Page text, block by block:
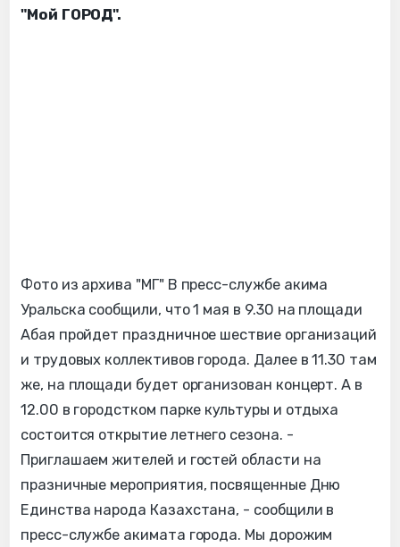
"Мой ГОРОД".
Фото из архива "МГ" В пресс-службе акима
Уральска сообщили, что 1 мая в 9.30 на площади
Абая пройдет праздничное шествие организаций
и трудовых коллективов города. Далее в 11.30 там
же, на площади будет организован концерт. А в
12.00 в городстком парке культуры и отдыха
состоится открытие летнего сезона. -
Приглашаем жителей и гостей области на
празничные мероприятия, посвященные Дню
Единства народа Казахстана, - сообщили в
пресс-службе акимата города. Мы дорожим